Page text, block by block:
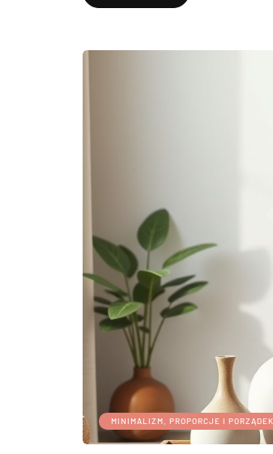
MINIMALIZM, PROPORCJE I PORZĄDEK